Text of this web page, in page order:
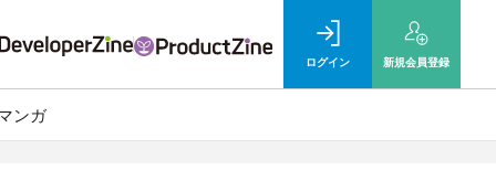
ログイン 新規会員登録
ンガ